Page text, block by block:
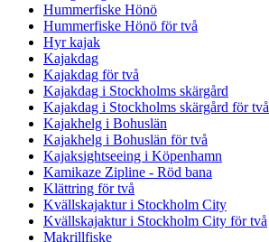
Hummerfiske Hönö
Hummerfiske Hönö för två
Hyr kajak
Kajakdag
Kajakdag för två
Kajakdag i Stockholms skärgård
Kajakdag i Stockholms skärgård för två
Kajakhelg i Bohuslän
Kajakhelg i Bohuslän för två
Kajaksightseeing i Köpenhamn
Kamikaze Zipline - Röd bana
Klättring för två
Kvällskajaktur i Stockholm City
Kvällskajaktur i Stockholm City för två
Makrillfiske